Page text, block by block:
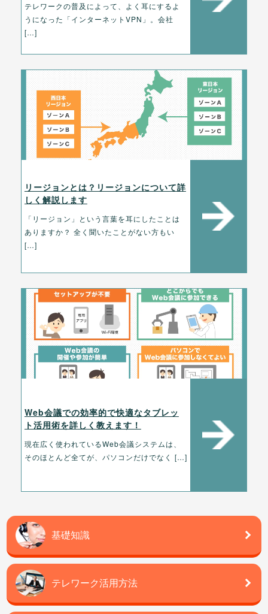
テレワークの普及によって、よく耳にするよ
うになった「インターネットVPN」。会社
[…]
リージョンとは？リージョンについて詳
しく解説します
「リージョン」という言葉を耳にしたことは
ありますか？ 全く聞いたことがない方もい
[…]
Web会議での効率的で快適なタブレッ
ト活用術を詳しく教えます！
現在広く使われているWeb会議システムは、
そのほとんど全てが、パソコンだけでなく […]
基礎知識
テレワーク活用方法